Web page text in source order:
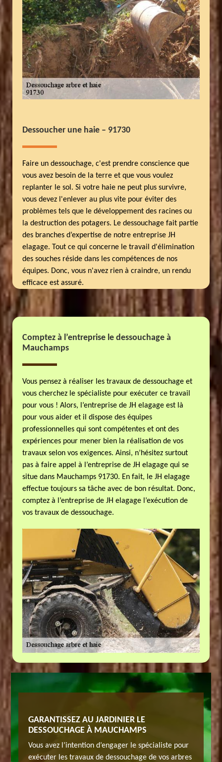
Dessoucher une haie – 91730
Faire un dessouchage, c'est prendre conscience que
vous avez besoin de la terre et que vous voulez
replanter le sol. Si votre haie ne peut plus survivre,
vous devez l'enlever au plus vite pour éviter des
problèmes tels que le développement des racines ou
la destruction des potagers. Le dessouchage fait partie
des branches d’expertise de notre entreprise JH
elagage. Tout ce qui concerne le travail d'élimination
des souches réside dans les compétences de nos
équipes. Donc, vous n'avez rien à craindre, un rendu
efficace est assuré.
Comptez à l’entreprise le dessouchage à
Mauchamps
Vous pensez à réaliser les travaux de dessouchage et
vous cherchez le spécialiste pour exécuter ce travail
pour vous ! Alors, l’entreprise de JH elagage est là
pour vous aider et il dispose des équipes
professionnelles qui sont compétentes et ont des
expériences pour mener bien la réalisation de vos
travaux selon vos exigences. Ainsi, n’hésitez surtout
pas à faire appel à l’entreprise de JH elagage qui se
situe dans Mauchamps 91730. En fait, le JH elagage
effectue toujours sa tâche avec de bon résultat. Donc,
comptez à l’entreprise de JH elagage l’exécution de
vos travaux de dessouchage.
GARANTISSEZ AU JARDINIER LE
DESSOUCHAGE À MAUCHAMPS
Vous avez l’intention d’engager le spécialiste pour
exécuter les travaux de dessouchage de vos arbres
SUR
Avez-